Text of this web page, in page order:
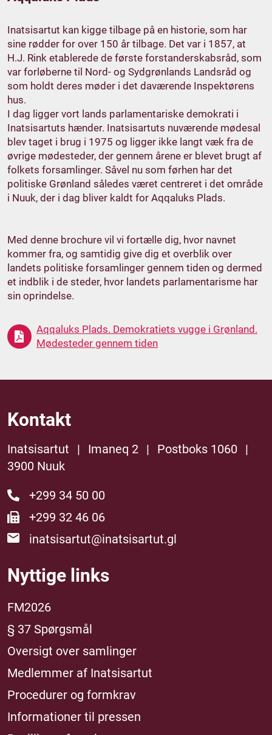
Inatsisartut kan kigge tilbage på en historie, som har
sine rødder for over 150 år tilbage. Det var i 1857, at
H.J. Rink etablerede de første forstanderskabsråd, som
var forløberne til Nord- og Sydgrønlands Landsråd og
som holdt deres møder i det daværende Inspektørens
hus.
I dag ligger vort lands parlamentariske demokrati i
Inatsisartuts hænder. Inatsisartuts nuværende mødesal
blev taget i brug i 1975 og ligger ikke langt væk fra de
øvrige mødesteder, der gennem årene er blevet brugt af
folkets forsamlinger. Såvel nu som førhen har det
politiske Grønland således været centreret i det område
i Nuuk, der i dag bliver kaldt for Aqqaluks Plads.
Med denne brochure vil vi fortælle dig, hvor navnet
kommer fra, og samtidig give dig et overblik over
landets politiske forsamlinger gennem tiden og dermed
et indblik i de steder, hvor landets parlamentarisme har
sin oprindelse.
Aqqaluks Plads. Demokratiets vugge i Grønland.
Mødesteder gennem tiden
Kontakt
Inatsisartut | Imaneq 2 | Postboks 1060
|
3900 Nuuk
+299 34 50 00
+299 32 46 06
inatsisartut@inatsisartut.gl
Nyttige links
FM2026
§ 37 Spørgsmål
Oversigt over samlinger
Medlemmer af Inatsisartut
Procedurer og formkrav
Informationer til pressen